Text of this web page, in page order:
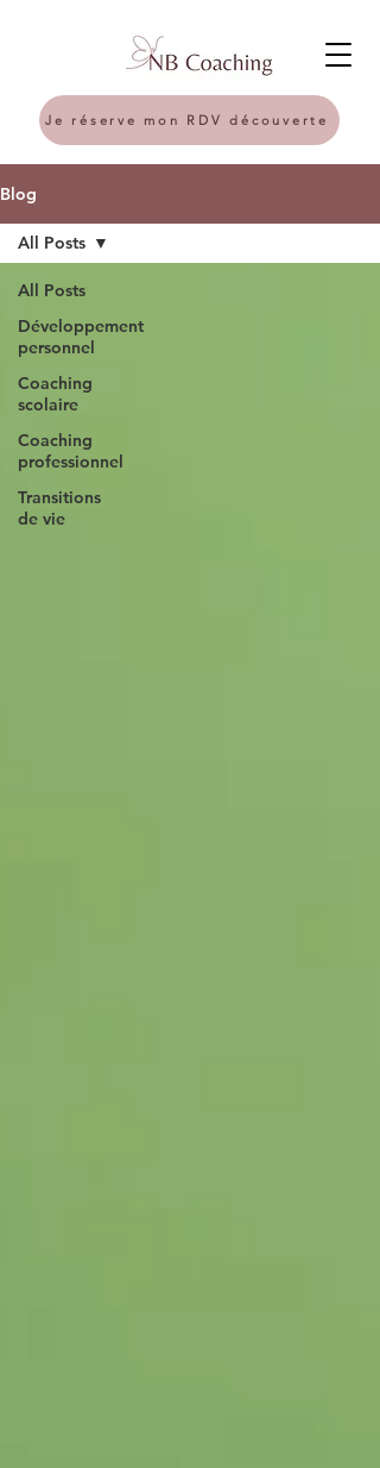
Je réserve mon RDV découverte
Blog
All Posts
Développement
personnel
Coaching
scolaire
Coaching
professionnel
Transitions
de vie
All Posts